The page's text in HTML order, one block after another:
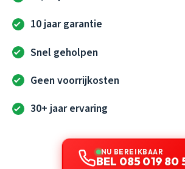
10 jaar garantie
Snel geholpen
Geen voorrijkosten
30+ jaar ervaring
NU BEREIKBAAR
BEL 085 019 80